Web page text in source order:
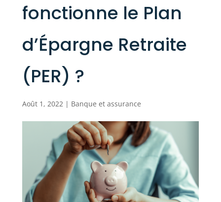
fonctionne le Plan
d’Épargne Retraite
(PER) ?
Août 1, 2022| Banque et assurance